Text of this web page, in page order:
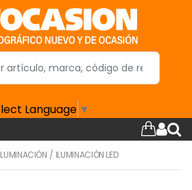
Language ▼
ILUMINACIÓN / ILUMINACIÓN LED